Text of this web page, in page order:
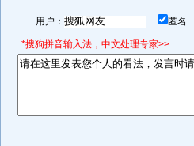
用户： 匿名
*搜狗拼音输入法，中文处理专家>>